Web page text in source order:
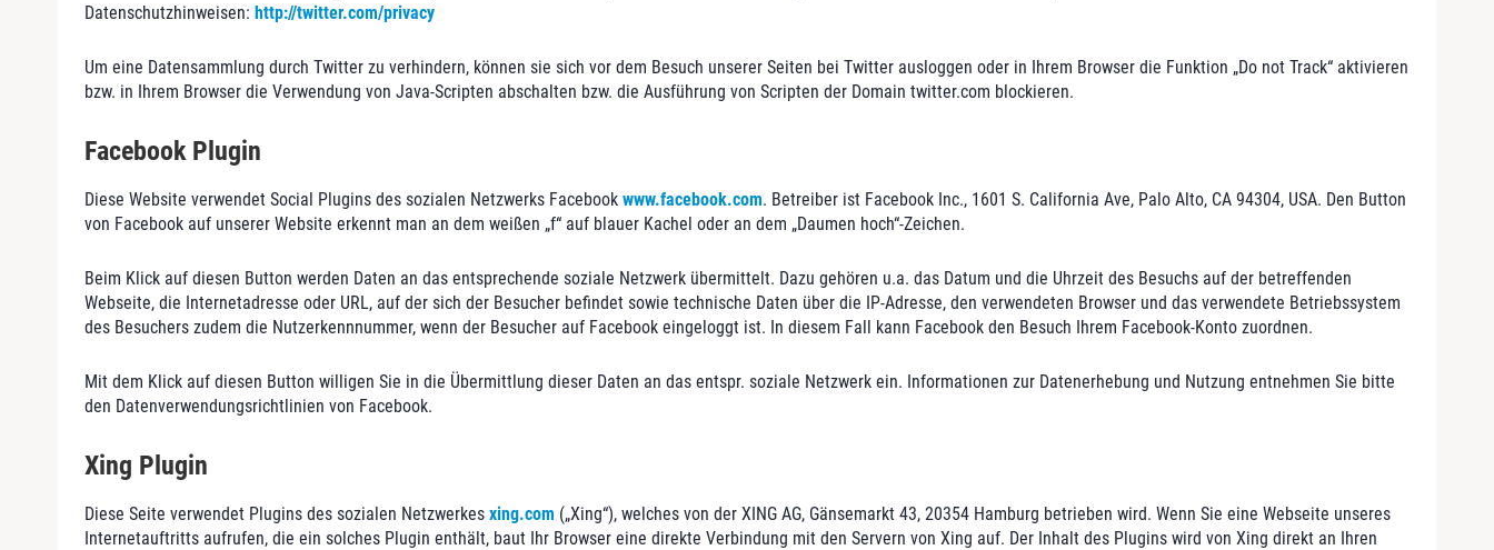
Datenschutzhinweisen: http://twitter.com/privacy
Um eine Datensammlung durch Twitter zu verhindern, können sie sich vor dem Besuch unserer Seiten bei Twitter ausloggen oder in Ihrem Browser die Funktion „Do not Track“ aktivieren
bzw. in Ihrem Browser die Verwendung von Java-Scripten abschalten bzw. die Ausführung von Scripten der Domain twitter.com blockieren.
Facebook Plugin
Diese Website verwendet Social Plugins des sozialen Netzwerks Facebook www.facebook.com. Betreiber ist Facebook Inc., 1601 S. California Ave, Palo Alto, CA 94304, USA. Den Button
von Facebook auf unserer Website erkennt man an dem weißen „f“ auf blauer Kachel oder an dem „Daumen hoch“-Zeichen.
Beim Klick auf diesen Button werden Daten an das entsprechende soziale Netzwerk übermittelt. Dazu gehören u.a. das Datum und die Uhrzeit des Besuchs auf der betreffenden
Webseite, die Internetadresse oder URL, auf der sich der Besucher befindet sowie technische Daten über die IP-Adresse, den verwendeten Browser und das verwendete Betriebssystem
des Besuchers zudem die Nutzerkennnummer, wenn der Besucher auf Facebook eingeloggt ist. In diesem Fall kann Facebook den Besuch Ihrem Facebook-Konto zuordnen.
Mit dem Klick auf diesen Button willigen Sie in die Übermittlung dieser Daten an das entspr. soziale Netzwerk ein. Informationen zur Datenerhebung und Nutzung entnehmen Sie bitte
den Datenverwendungsrichtlinien von Facebook.
Xing Plugin
Diese Seite verwendet Plugins des sozialen Netzwerkes xing.com („Xing“), welches von der XING AG, Gänsemarkt 43, 20354 Hamburg betrieben wird. Wenn Sie eine Webseite unseres
Internetauftritts aufrufen, die ein solches Plugin enthält, baut Ihr Browser eine direkte Verbindung mit den Servern von Xing auf. Der Inhalt des Plugins wird von Xing direkt an Ihren